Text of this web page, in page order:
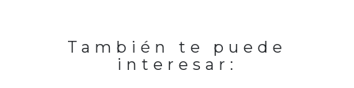
También te puede
interesar: